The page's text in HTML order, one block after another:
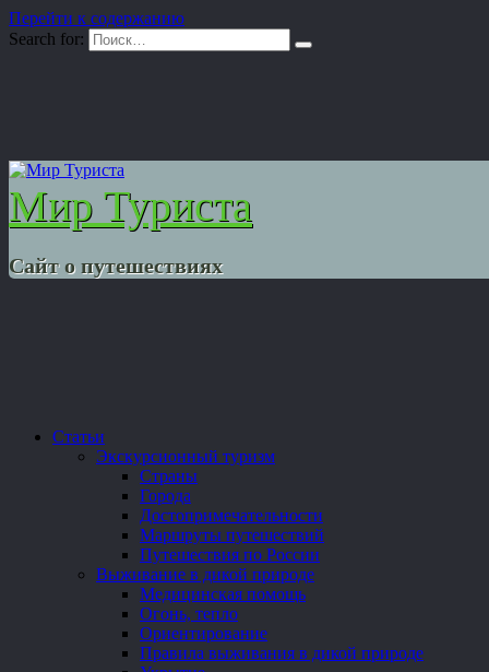
Перейти к содержанию
Search for:
Мир Туриста
Сайт о путешествиях
Статьи
Экскурсионный туризм
Страны
Города
Достопримечательности
Маршруты путешествий
Путешествия по России
Выживание в дикой природе
Медицинская помощь
Огонь, тепло
Ориентирование
Правила выживания в дикой природе